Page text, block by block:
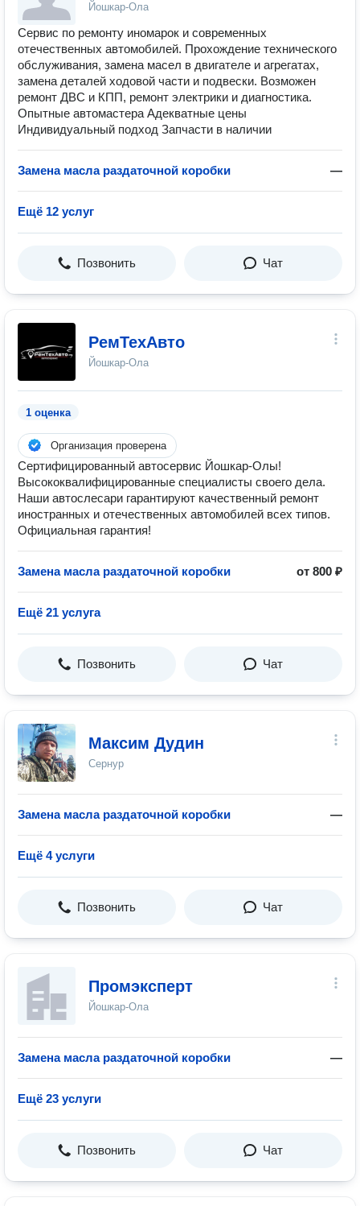
Йошкар-Ола
Сервис по ремонту иномарок и современных
отечественных автомобилей. Прохождение технического
обслуживания, замена масел в двигателе и агрегатах,
замена деталей ходовой части и подвески. Возможен
ремонт ДВС и КПП, ремонт электрики и диагностика.
Опытные автомастера Адекватные цены
Индивидуальный подход Запчасти в наличии
Замена масла раздаточной коробки —
Ещё 12 услуг
Позвонить Чат
РемТехАвто
Йошкар-Ола
1 оценка
Организация проверена
Сертифицированный автосервис Йошкар-Олы!
Высококвалифицированные специалисты своего дела.
Наши автослесари гарантируют качественный ремонт
иностранных и отечественных автомобилей всех типов.
Официальная гарантия!
Замена масла раздаточной коробки от 800 ₽
Ещё 21 услуга
Позвонить Чат
Максим Дудин
Сернур
Замена масла раздаточной коробки —
Ещё 4 услуги
Позвонить Чат
Промэксперт
Йошкар-Ола
Замена масла раздаточной коробки —
Ещё 23 услуги
Позвонить Чат